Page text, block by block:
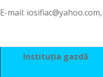
E-mail:
Instituţia gazdă